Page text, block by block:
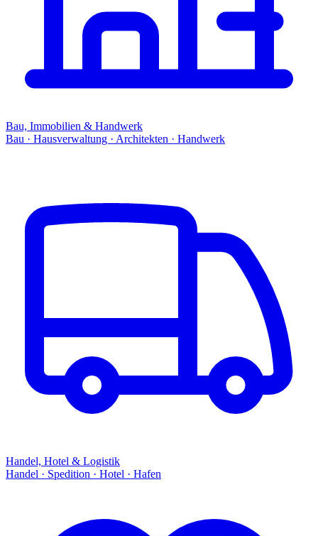
Bau, Immobilien & Handwerk
Bau · Hausverwaltung · Architekten · Handwerk
Handel, Hotel & Logistik
Handel · Spedition · Hotel · Hafen